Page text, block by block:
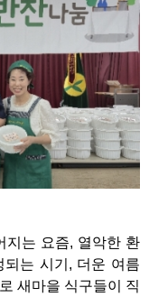
지는 요즘, 열악한 환
는 시기, 더운 여름
새마을 식구들이 직